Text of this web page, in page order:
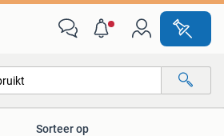
Sorteer op